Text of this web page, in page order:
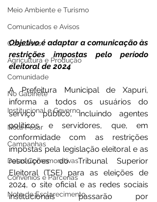
Meio Ambiente e Turismo
Comunicados e Avisos
Concursos
Agricultura e Produção
Comunidade
No Gabinete
Institucional e Governo
Nota Pesar
Campanhas
Datas Comemorativas
Convênios e Parcerias
Nota de Esclarecimento
Objetivo é adaptar a comunicação às
restrições impostas pelo período
eleitoral de 2024
A Prefeitura Municipal de Xapuri,
informa a todos os usuários do
serviço público, incluindo agentes
políticos e servidores, que, em
conformidade com as restrições
impostas pela legislação eleitoral e as
resoluções do Tribunal Superior
Eleitoral (TSE) para as eleições de
2024, o site oficial e as redes sociais
institucionais passarão por